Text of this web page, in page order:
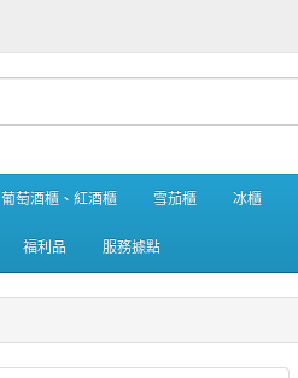
葡萄酒櫃、紅酒櫃 雪茄櫃 冰櫃
福利品 服務據點